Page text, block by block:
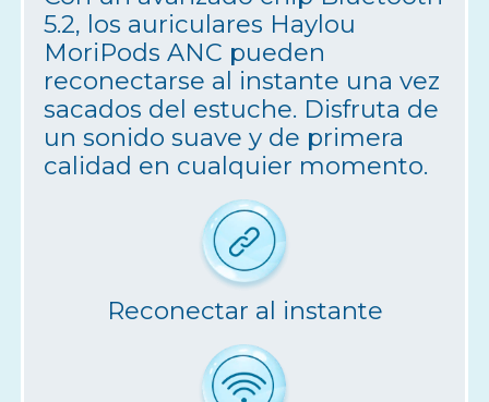
5.2, los auriculares Haylou
MoriPods ANC pueden
reconectarse al instante una vez
sacados del estuche. Disfruta de
un sonido suave y de primera
calidad en cualquier momento.
Reconectar al instante